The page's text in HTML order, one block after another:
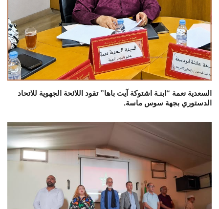
السعدية نعمة “ابنـة اشتوكة آيت باها” تقود اللائحة الجهوية للاتحاد
الدستوري بجهة سوس ماسة.